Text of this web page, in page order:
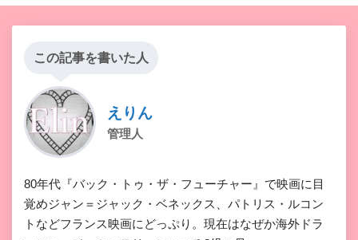
この記事を書いた人
えりん
管理人
80年代『バック・トゥ・ザ・フューチャー』で映画に目
覚めジャン＝ジャック・ベネックス、パトリス・ルコン
トなどフランス映画にどっぷり。現在はなぜか海外ドラ